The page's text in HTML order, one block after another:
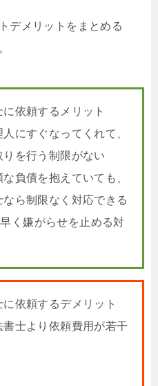
デメリットをまとめる
に依頼するメリット
人にすぐなってくれて、
りを行う制限がない
な負債を抱えていても、
なら制限なく対応できる
く嫌がらせを止める対
に依頼するデメリット
書士より依頼費用が若干